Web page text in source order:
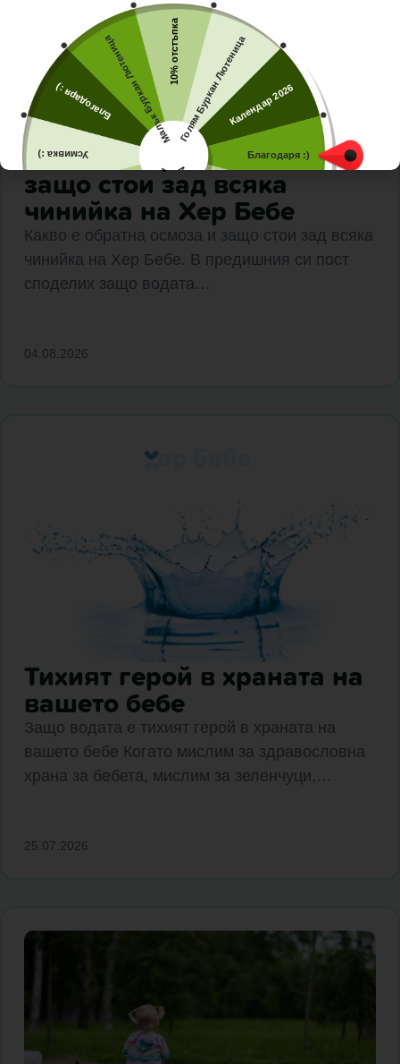
Какво е обратна осмоза и
защо стои зад всяка
чинийка на Хер Бебе
Какво е обратна осмоза и защо стои зад всяка
чинийка на Хер Бебе. В предишния си пост
споделих защо водата…
04.08.2026
Тихият герой в храната на
вашето бебе
Защо водата е тихият герой в храната на
вашето бебе Когато мислим за здравословна
храна за бебета, мислим за зеленчуци,…
25.07.2026
Благодаря :)
5% отстъпка
Малък Буркан Лютеница
10% отстъпка
Голям Буркан Лютеница
Хладилна чанта
Усмивка :)
Благодаря :)Малък Буркан Лютеница10% отстъпкаГолям Буркан ЛютеницаКалендар 2026